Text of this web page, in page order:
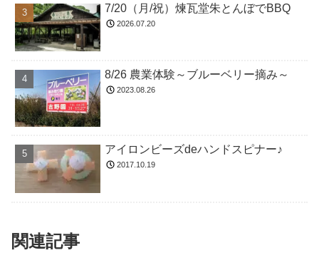
7/20（月/祝）煉瓦堂朱とんぼでBBQ
2026.07.20
8/26 農業体験～ブルーベリー摘み～
2023.08.26
アイロンビーズdeハンドスピナー♪
2017.10.19
関連記事